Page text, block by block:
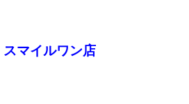
マイルワン店